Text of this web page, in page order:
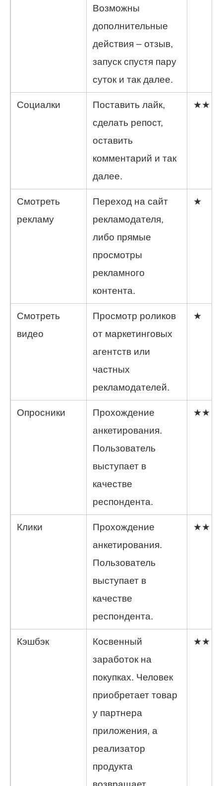
Возможны
дополнительные
действия – отзыв,
запуск спустя пару
суток и так далее.
Социалки
Поставить лайк,
сделать репост,
оставить
комментарий и так
далее.
★★
Смотреть
рекламу
Переход на сайт
рекламодателя,
либо прямые
просмотры
рекламного
контента.
★
Смотреть
видео
Просмотр роликов
от маркетинговых
агентств или
частных
рекламодателей.
★
Опросники
Прохождение
анкетирования.
Пользователь
выступает в
качестве
респондента.
★★
Клики
Прохождение
анкетирования.
Пользователь
выступает в
качестве
респондента.
★★
Кэшбэк
Косвенный
заработок на
покупках. Человек
приобретает товар
у партнера
приложения, а
реализатор
продукта
★★